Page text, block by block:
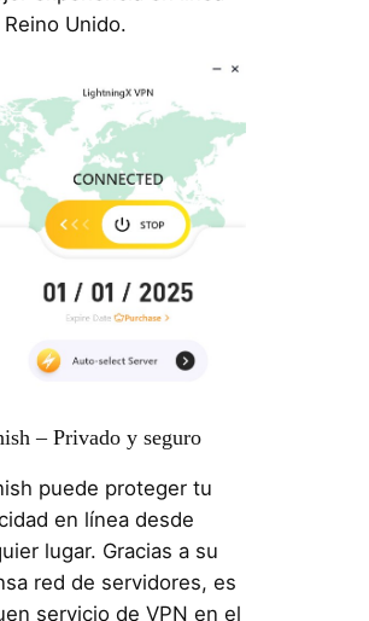
Unido.
– Privado y seguro
puede proteger tu
en línea desde
lugar. Gracias a su
red de servidores, es
servicio de VPN en el